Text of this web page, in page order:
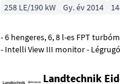
258 LE/190 kW Gy. év 2014
- 6 hengeres, 6, 8 l-es FPT turbómotor - Automatikus klímaberendezés
- Intelli View III monitor -
Landtechnik